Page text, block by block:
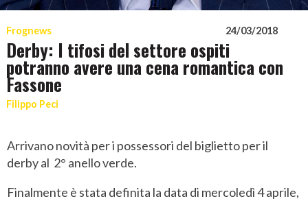
Frognews 24/03/2018
Derby: I tifosi del settore ospiti
potranno avere una cena romantica con
Fassone
Filippo Peci
Arrivano novità per i possessori del biglietto per il
derby al 2° anello verde.
Finalmente è stata definita la data di mercoledì 4 aprile,